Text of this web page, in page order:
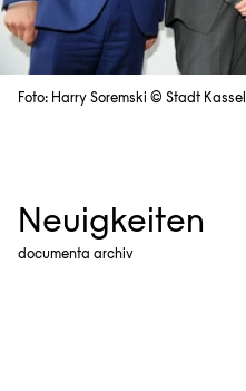
Foto: Harry Soremski © Stadt Kassel
Neuigkeiten
documenta archiv